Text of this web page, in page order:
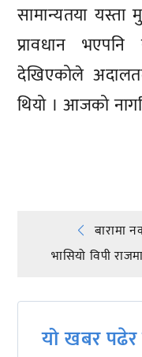
सामान्यतया यस्ता
प्रावधान
देखिएकोले
थियो । आजको
Post बारामा
भासियो विपी
यो खबर